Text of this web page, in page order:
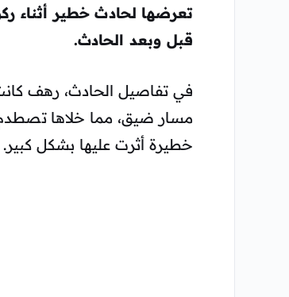
تعرضها لحادث خطير أثناء
قبل وبعد الحادث.
في تفاصيل الحادث، رهف
مسار ضيق، مما خلاها
خطيرة أثرت عليها بشكل كبير.